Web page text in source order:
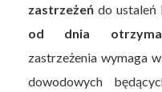
zastrzeżeń do ustaleń
od dnia
zastrzeżenia wymaga
dowodowych